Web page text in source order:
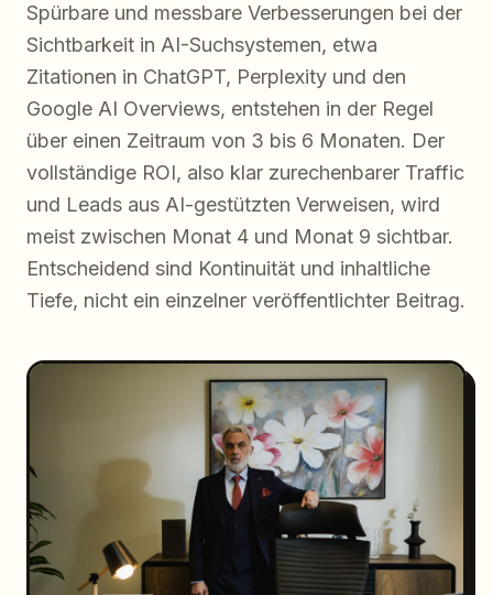
Spürbare und messbare Verbesserungen bei der
Sichtbarkeit in AI-Suchsystemen, etwa
Zitationen in ChatGPT, Perplexity und den
Google AI Overviews, entstehen in der Regel
über einen Zeitraum von 3 bis 6 Monaten. Der
vollständige ROI, also klar zurechenbarer Traffic
und Leads aus AI-gestützten Verweisen, wird
meist zwischen Monat 4 und Monat 9 sichtbar.
Entscheidend sind Kontinuität und inhaltliche
Tiefe, nicht ein einzelner veröffentlichter Beitrag.